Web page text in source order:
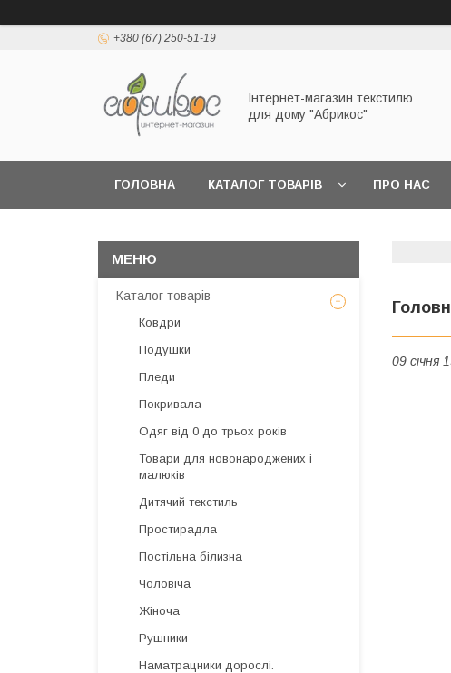
+380 (67) 250-51-19
Інтернет-магазин текстилю
для дому "Абрикос"
ГОЛОВНА КАТАЛОГ ТОВАРІВ ПРО НАС
09 січня
Каталог товарів
Ковдри
Подушки
Пледи
Покривала
Одяг від 0 до трьох років
Товари для новонароджених і
малюків
Дитячий текстиль
Простирадла
Постільна білизна
Чоловіча
Жіноча
Рушники
Наматрацники дорослі.